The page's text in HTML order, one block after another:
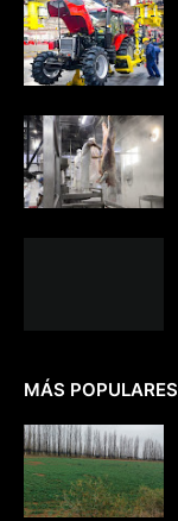
MÁS POPULARES